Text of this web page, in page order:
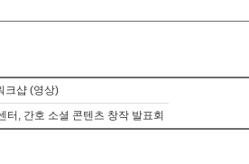
크샵 (영상)
터, 간호 소셜 콘텐츠 창작 발표회